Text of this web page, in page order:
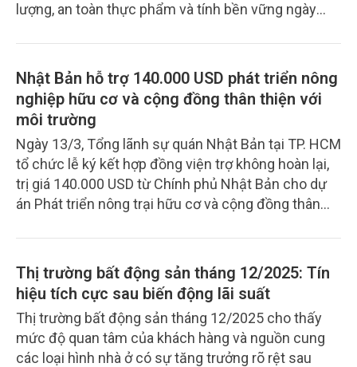
lượng, an toàn thực phẩm và tính bền vững ngày
dụng công nghệ xử lý, đóng gói và vật liệu thân
thiện môi trường nhằm tối ưu sản xuất, giảm lãng
phí và đáp ứng các tiêu chuẩn của thị trường quốc
tế.
Nhật Bản hỗ trợ 140.000 USD phát triển nông
nghiệp hữu cơ và cộng đồng thân thiện với
môi trường
Ngày 13/3, Tổng lãnh sự quán Nhật Bản tại TP. HCM
tổ chức lễ ký kết hợp đồng viện trợ không hoàn lại,
trị giá 140.000 USD từ Chính phủ Nhật Bản cho dự
án Phát triển nông trại hữu cơ và cộng đồng thân
Thị trường bất động sản tháng 12/2025: Tín
hiệu tích cực sau biến động lãi suất
Thị trường bất động sản tháng 12/2025 cho thấy
mức độ quan tâm của khách hàng và nguồn cung
các loại hình nhà ở có sự tăng trưởng rõ rệt sau